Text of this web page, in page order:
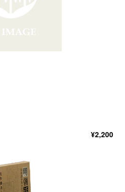
¥2,200